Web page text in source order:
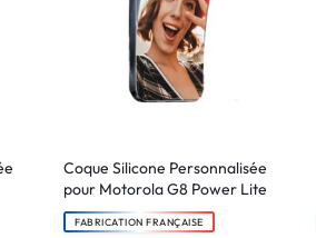
Coque Silicone Personnalisée
pour Motorola G8 Power Lite
FABRICATION FRANÇAISE